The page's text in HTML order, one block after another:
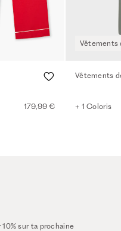
179,99 €
Vêtements
Vêtements
+ 1 Coloris
sur ta prochaine